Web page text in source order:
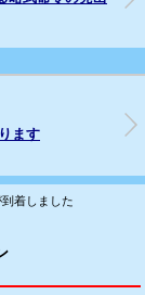
の経過について
ッパCB)の輸入
着しました